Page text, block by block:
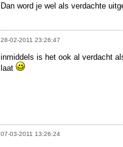
Dan word je wel als verdachte
28-02-2011 23:26:47
inmiddels is het ook al verdacht
laat
07-03-2011 13:26:24